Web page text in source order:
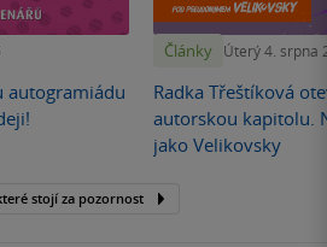
autogramiádu
Články Úterý 4. srpna
Radka Třeštíková
autorskou kapitolu.
jako Velikovsky
stojí za pozornost